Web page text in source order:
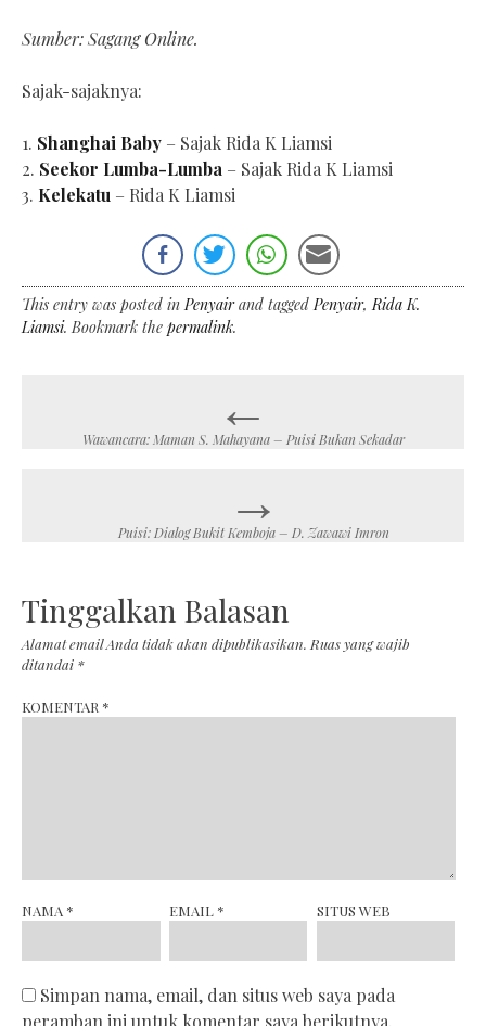
Sumber: Sagang Online.
Sajak-sajaknya:
1. Shanghai Baby – Sajak Rida K Liamsi
2. Seekor Lumba-Lumba – Sajak Rida K Liamsi
3. Kelekatu – Rida K Liamsi
This entry was posted inPenyairand taggedPenyair,Rida K.
Liamsi. Bookmark the permalink.
navigation
←
Wawancara: Maman S. Mahayana – Puisi Bukan Sekadar
→
Puisi: Dialog Bukit Kemboja – D. Zawawi Imron
Tinggalkan Balasan
Alamat email Anda tidak akan dipublikasikan. Ruas yang wajib
ditandai *
KOMENTAR *
NAMA * EMAIL * SITUS WEB
Simpan nama, email, dan situs web saya pada
peramban ini untuk komentar saya berikutnya.